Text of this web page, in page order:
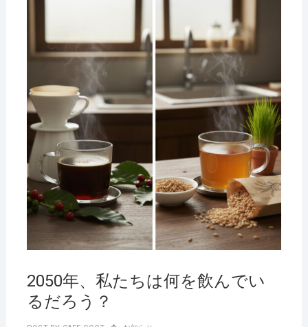
2050年、私たちは何を飲んでい
るだろう？